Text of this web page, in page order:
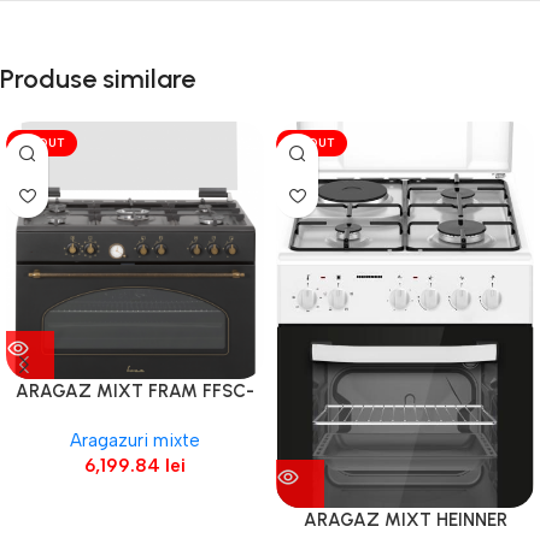
Produse similare
VÎNDUT
ARAGAZ MIXT FRAM FFSC-
Aragazuri mixte
6,199.84 lei
VÎNDUT
ARAGAZ MIXT HEINNER